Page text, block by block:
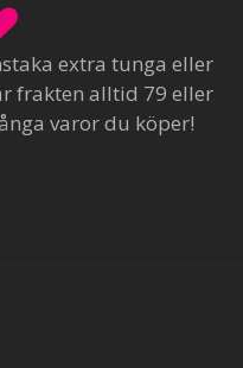
extra tunga eller
frakten alltid 79 eller
varor du köper!